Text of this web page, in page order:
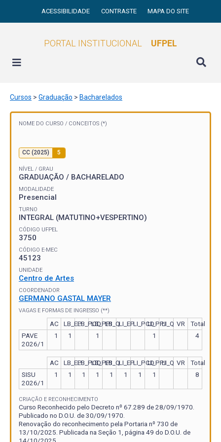
ACESSIBILIDADE CONTRASTE MAPA DO SITE
PORTAL INSTITUCIONAL UFPEL
Cursos > Graduação > Bacharelados
NOME DO CURSO / CONCEITOS (*)
CC (2025) 5
NÍVEL / GRAU
GRADUAÇÃO / BACHARELADO
MODALIDADE
Presencial
TURNO
INTEGRAL (MATUTINO+VESPERTINO)
CÓDIGO UFPEL
3750
CÓDIGO E-MEC
45123
UNIDADE
Centro de Artes
COORDENADOR
GERMANO GASTAL MAYER
VAGAS E FORMAS DE INGRESSO (**)
AC LB_EPLB_PCDLB_PPILB_QLI_EPLI_PCDLI_PPILI_Q VR
Total
PAVE
2026/1
1 1 1 1 4
AC LB_EPLB_PCDLB_PPILB_QLI_EPLI_PCDLI_PPILI_Q VR
Total
SISU
2026/1
1 1 1 1 1 1 1 1 8
CRIAÇÃO E RECONHECIMENTO
Curso Reconhecido pelo Decreto nº 67.289 de 28/09/1970.
Publicado no D.O.U. de 30/09/1970.
Renovação do reconhecimento pela Portaria nº 730 de
13/10/2025. Publicada na Seção 1, página 49 do D.O.U. de
14/10/2025.